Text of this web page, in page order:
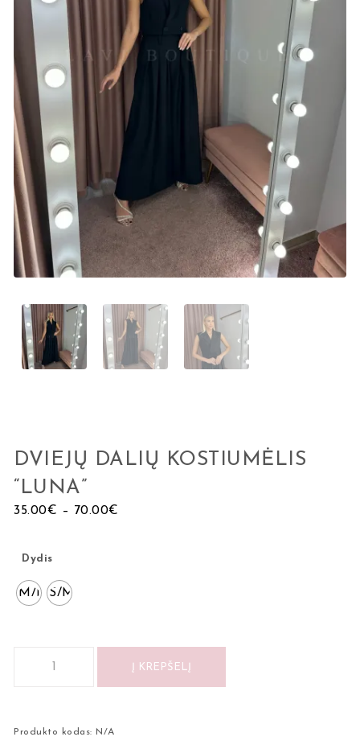
DVIEJŲ DALIŲ KOSTIUMĖLIS
“LUNA”
35.00€ – 70.00€
Dydis
M/L S/M
Į KREPŠELĮ
Produkto kodas: N/A